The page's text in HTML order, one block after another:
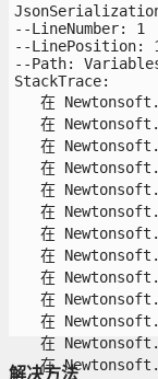
--LineNumber: 1
--LinePosition:
--Path:
StackTrace:
在
在
在
在
在
在
在
在
在
在
在
在
在
解决方法